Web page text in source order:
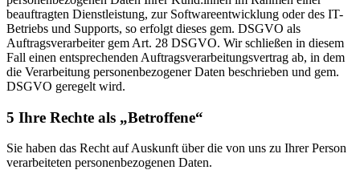
beauftragten Dienstleistung, zur Softwareentwicklung oder des IT-
Betriebs und Supports, so erfolgt dieses gem. DSGVO als
Auftragsverarbeiter gem Art. 28 DSGVO. Wir schließen in diesem
Fall einen entsprechenden Auftragsverarbeitungsvertrag ab, in dem
die Verarbeitung personenbezogener Daten beschrieben und gem.
DSGVO geregelt wird.
5 Ihre Rechte als „Betroffene“
Sie haben das Recht auf Auskunft über die von uns zu Ihrer Person
verarbeiteten personenbezogenen Daten.